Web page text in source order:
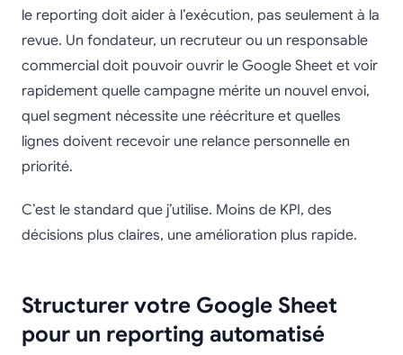
le reporting doit aider à l’exécution, pas seulement à la
revue. Un fondateur, un recruteur ou un responsable
commercial doit pouvoir ouvrir le Google Sheet et voir
rapidement quelle campagne mérite un nouvel envoi,
quel segment nécessite une réécriture et quelles
lignes doivent recevoir une relance personnelle en
priorité.
C’est le standard que j’utilise. Moins de KPI, des
décisions plus claires, une amélioration plus rapide.
Structurer votre Google Sheet
pour un reporting automatisé